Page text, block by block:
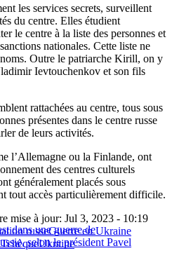
les services secrets, surveillent
du centre. Elles étudient
le centre à la liste des personnes et
nationales. Cette liste ne
Outre le patriarche Kirill, on y
Ievtouchenkov et son fils
rattachées au centre, tous sous
présentes dans le centre russe
de leurs activités.
l’Allemagne ou la Finlande, ont
des centres culturels
généralement placés sous
tout accès particulièrement difficile.
dans une guerre de
selon le président Pavel
mise à jour: Jul 3, 2023 - 10:19
russeGuerre en Ukraine
Ukraine